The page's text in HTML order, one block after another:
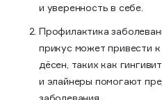
и уверенность в себе.
Профилактика
прикус может привести
дёсен, таких как
и элайнеры помогают
заболевания.